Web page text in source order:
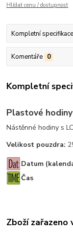
Hlídat cenu / dostupnost
Kompletní specifikace
Komentáře 0
Kompletní
Plastové
Nástěnné hodiny s
Velikost pouzdra:
Datum
Čas
Zboží zařazeno